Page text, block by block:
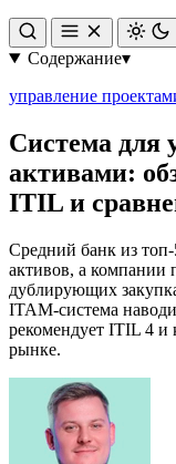
Содержание▾
управление
Система для
активами:
ITIL и
Средний банк из
активов, а
дублирующих
ITAM-система
рекомендует ITIL 4 и
рынке.